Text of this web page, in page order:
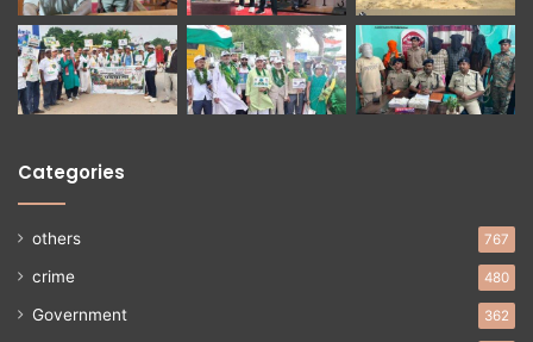
Categories
others 767
crime 480
Government 362